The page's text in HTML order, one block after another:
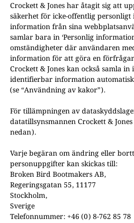
Crockett & Jones har åtagit sig att
säkerhet för icke-offentlig
information från sina
samlar bara in ‘Personlig
omständigheter där användaren
information för att göra en
Crockett & Jones kan också samla in
identifierbar information
(se “Användning av kakor”).
För tillämpningen av
datatillsynsmannen Crockett &
nedan).
Varje begäran om ändring eller
personuppgifter kan skickas till:
Broken Bird Bootmakers AB,
Regeringsgatan 55, 11177
Stockholm,
Sverige
Telefonnummer: +46 (0) 8-762 85 78